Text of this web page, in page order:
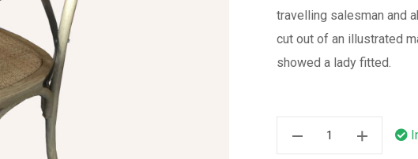
travelling salesman and
cut out of an illustrated
showed a lady fitted.